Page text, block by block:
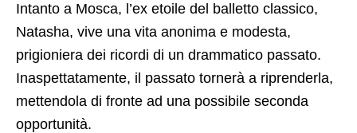
Intanto a Mosca, l’ex etoile del balletto classico,
Natasha, vive una vita anonima e modesta,
prigioniera dei ricordi di un drammatico passato.
Inaspettatamente, il passato tornerà a riprenderla,
mettendola di fronte ad una possibile seconda
opportunità.